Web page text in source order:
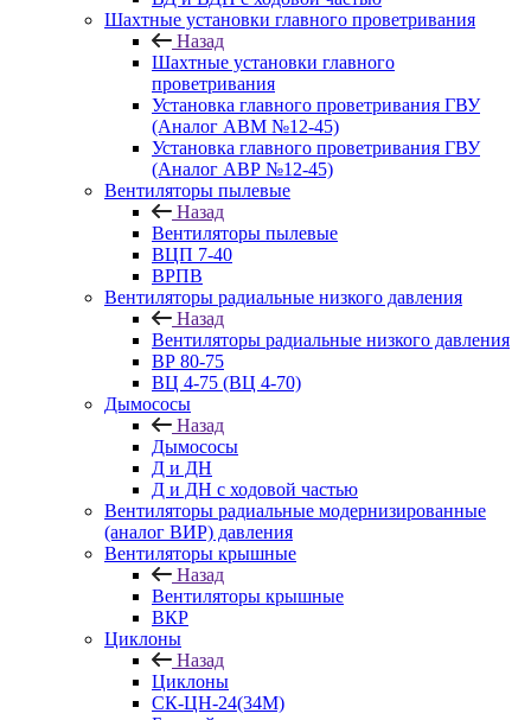
Шахтные установки главного проветривания
Назад
Шахтные установки главного
проветривания
Установка главного проветривания ГВУ
(Аналог АВМ №12-45)
Установка главного проветривания ГВУ
(Аналог АВР №12-45)
Вентиляторы пылевые
Назад
Вентиляторы пылевые
ВЦП 7-40
ВРПВ
Вентиляторы радиальные низкого давления
Назад
Вентиляторы радиальные низкого давления
ВР 80-75
ВЦ 4-75 (ВЦ 4-70)
Дымососы
Назад
Дымососы
Д и ДН
Д и ДН с ходовой частью
Вентиляторы радиальные модернизированные
(аналог ВИР) давления
Вентиляторы крышные
Назад
Вентиляторы крышные
ВКР
Циклоны
Назад
Циклоны
СК-ЦН-24(34М)